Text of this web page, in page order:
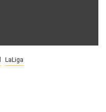
LaLiga